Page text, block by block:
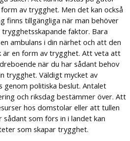
av trygghet. Men det kan också
finns tillgängliga när man behöver
faktor. Bara
ambulans i din närhet och att den
är en form av trygghet. Att veta att
när du har sådant behov
trygghet. Väldigt mycket av
genom politiska beslut. Antalet
och riksdag bestämmer över. Att
hos domstolar eller att tullen
som förs in i landet kan
som skapar trygghet.